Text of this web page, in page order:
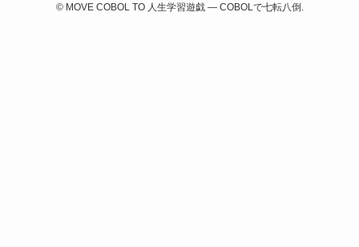
©MOVE COBOL TO 人生学習遊戯 ― COBOLで七転八倒.